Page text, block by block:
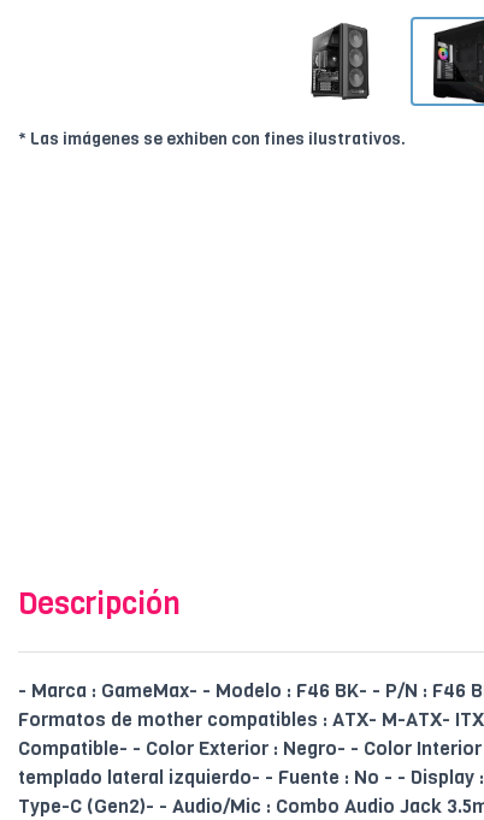
* Las imágenes se exhiben con fines ilustrativos.
Descripción
- Marca : GameMax- - Modelo : F46 BK- - P/N : F46
Formatos de mother compatibles : ATX- M-ATX-
Compatible- - Color Exterior : Negro- - Color
templado lateral izquierdo- - Fuente : No - - Display
Type-C (Gen2)- - Audio/Mic : Combo Audio Jack